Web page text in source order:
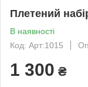
Плетений
В наявності
Код: Арт:1015
1 300 ₴